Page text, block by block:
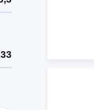
квартиры